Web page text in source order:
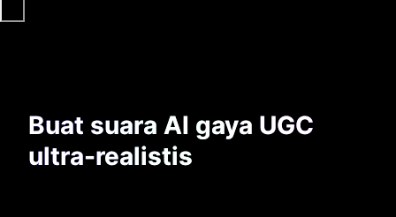
Buat suara AI gaya UGC
ultra-realistis